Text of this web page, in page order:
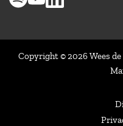
Copyright © 2026 Wees